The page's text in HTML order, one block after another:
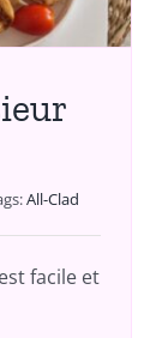
All-Clad
facile et